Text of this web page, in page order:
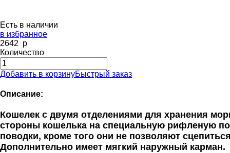
Есть в наличии
в избранное
2642 p
Количество
Добавить в корзинуБыстрый заказ
Описание:
Кошелек с двумя отделениями для хранения
стороны кошелька на специальную рифленую
поводки, кроме того они не позволяют
Дополнительно имеет мягкий наружный карман.